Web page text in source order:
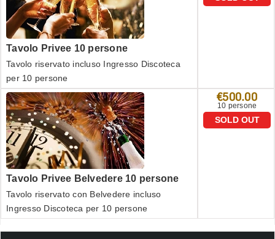
Tavolo Privee 10 persone
Tavolo riservato incluso Ingresso Discoteca
per 10 persone
Tavolo Privee Belvedere 10 persone
Tavolo riservato con Belvedere incluso
Ingresso Discoteca per 10 persone
€500.00
10 persone
SOLD OUT